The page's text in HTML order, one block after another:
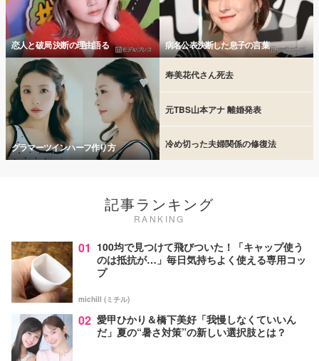
恋人と破局 決断の理由語る 病名公表決断した息子の言葉
グラマーツインハーフ作り方
寿美花代さん死去
元TBS山本アナ 離婚発表
冷め切った夫婦関係の修復法
記事ランキング
RANKING
01 100均で見つけて飛びついた！「キャップ使う
のは抵抗が…」毎日気持ちよく使える専用コッ
プ
michill (ミチル)
02 愛甲ひかり＆橋下美好「我慢しなくていいん
だ」夏の“暑さ対策”の新しい選択肢とは？